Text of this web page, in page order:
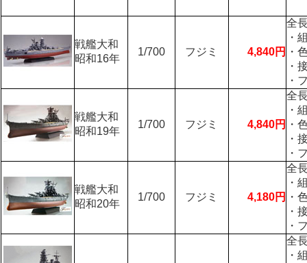
戦艦大和
昭和16年
1/700 フジミ 4,840円
全
・
・
・
・
戦艦大和
昭和19年
1/700 フジミ 4,840円
全
・
・
・
・
戦艦大和
昭和20年
1/700 フジミ 4,180円
全
・
・
・
・
全
・